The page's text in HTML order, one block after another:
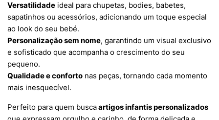
Versatilidade ideal para chupetas, bodies, babetes,
sapatinhos ou acessórios, adicionando um toque especial
ao look do seu bebé.
Personalização sem nome, garantindo um visual exclusivo
e sofisticado que acompanha o crescimento do seu
pequeno.
Qualidade e conforto nas peças, tornando cada momento
mais inesquecível.
Perfeito para quem buscaartigos infantis personalizados